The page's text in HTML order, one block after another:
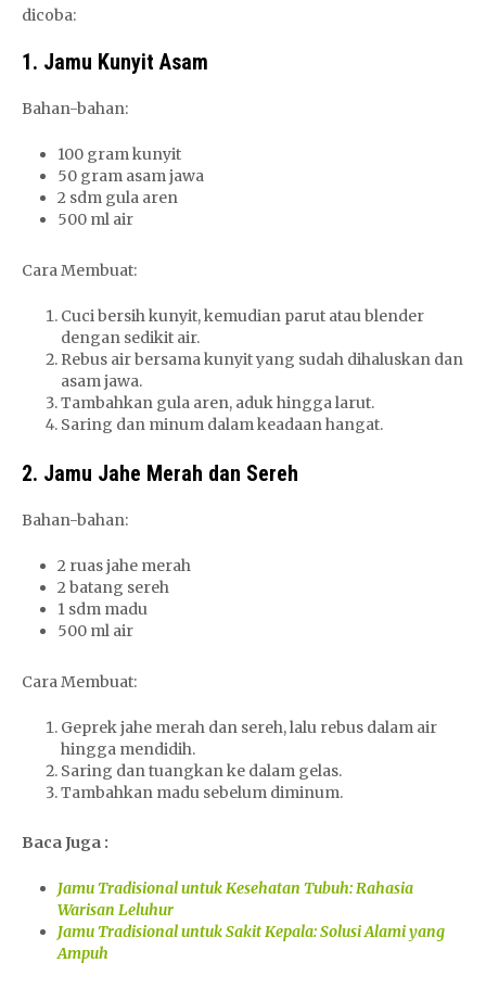
dicoba:
1. Jamu Kunyit Asam
Bahan-bahan:
100 gram kunyit
50 gram asam jawa
2 sdm gula aren
500 ml air
Cara Membuat:
Cuci bersih kunyit, kemudian parut atau blender
dengan sedikit air.
Rebus air bersama kunyit yang sudah dihaluskan dan
asam jawa.
Tambahkan gula aren, aduk hingga larut.
Saring dan minum dalam keadaan hangat.
2. Jamu Jahe Merah dan Sereh
Bahan-bahan:
2 ruas jahe merah
2 batang sereh
1 sdm madu
500 ml air
Cara Membuat:
Geprek jahe merah dan sereh, lalu rebus dalam air
hingga mendidih.
Saring dan tuangkan ke dalam gelas.
Tambahkan madu sebelum diminum.
Baca Juga :
Jamu Tradisional untuk Kesehatan Tubuh: Rahasia
Warisan Leluhur
Jamu Tradisional untuk Sakit Kepala: Solusi Alami yang
Ampuh